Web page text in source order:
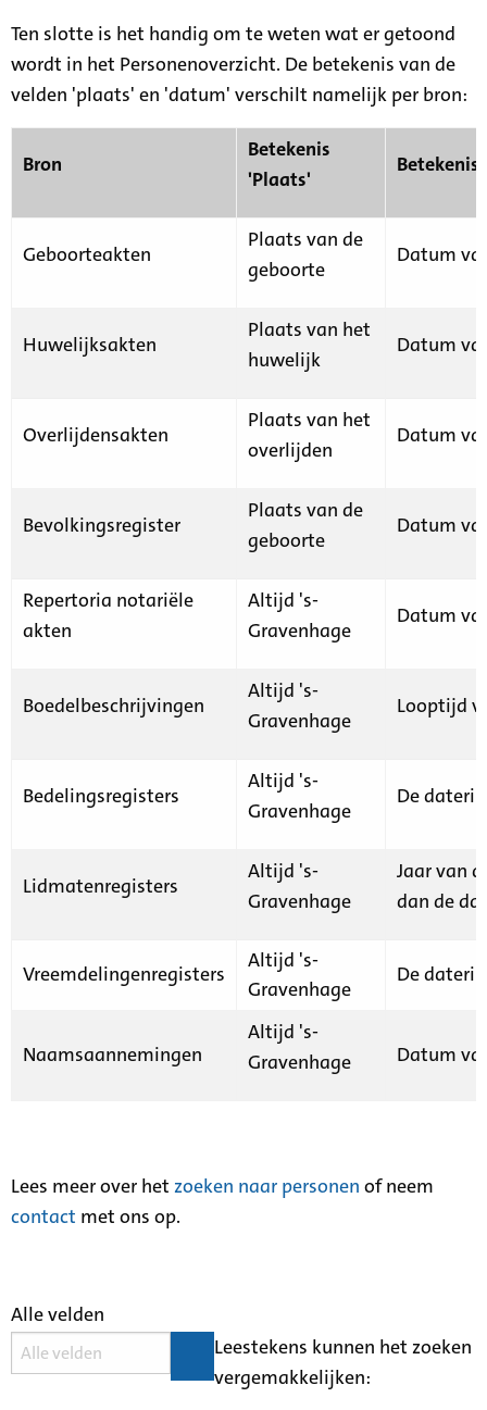
Ten slotte is het handig om te weten wat er getoond
wordt in het Personenoverzicht. De betekenis van de
velden 'plaats' en 'datum' verschilt namelijk per bron:
Bron
Betekenis
'Plaats'
Geboorteakten
Plaats van de
geboorte
Datum
Huwelijksakten
Plaats van het
huwelijk
Datum
Overlijdensakten
Plaats van het
overlijden
Datum
Bevolkingsregister
Plaats van de
geboorte
Datum
Repertoria notariële
akten
Altijd 's-
Gravenhage
Datum
Boedelbeschrijvingen
Altijd 's-
Gravenhage
Looptijd
Bedelingsregisters
Altijd 's-
Gravenhage
De
Lidmatenregisters
Altijd 's-
Gravenhage
Jaar van
dan de
Vreemdelingenregisters
Altijd 's-
Gravenhage
De
Naamsaannemingen
Altijd 's-
Gravenhage
Datum
Lees meer over het zoeken naar personen of neem
contact met ons op.
Alle velden
Leestekens kunnen het zoeken
vergemakkelijken: